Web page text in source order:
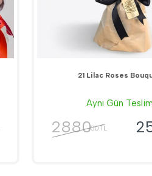
21 Lilac Roses
Aynı Gün Teslim
2880,00 TL